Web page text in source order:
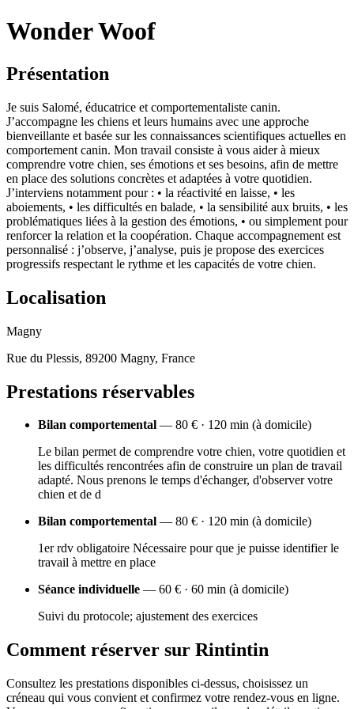
Wonder Woof
Présentation
Je suis Salomé, éducatrice et comportementaliste canin.
J’accompagne les chiens et leurs humains avec une approche
bienveillante et basée sur les connaissances scientifiques actuelles en
comportement canin. Mon travail consiste à vous aider à mieux
comprendre votre chien, ses émotions et ses besoins, afin de mettre
en place des solutions concrètes et adaptées à votre quotidien.
J’interviens notamment pour : • la réactivité en laisse, • les
aboiements, • les difficultés en balade, • la sensibilité aux bruits, • les
problématiques liées à la gestion des émotions, • ou simplement pour
renforcer la relation et la coopération. Chaque accompagnement est
personnalisé : j’observe, j’analyse, puis je propose des exercices
progressifs respectant le rythme et les capacités de votre chien.
Localisation
Magny
Rue du Plessis, 89200 Magny, France
Prestations réservables
Bilan comportemental — 80 € · 120 min (à domicile)
Le bilan permet de comprendre votre chien, votre quotidien et
les difficultés rencontrées afin de construire un plan de travail
adapté. Nous prenons le temps d'échanger, d'observer votre
chien et de d
Bilan comportemental — 80 € · 120 min (à domicile)
1er rdv obligatoire Nécessaire pour que je puisse identifier le
travail à mettre en place
Séance individuelle — 60 € · 60 min (à domicile)
Suivi du protocole; ajustement des exercices
Comment réserver sur Rintintin
Consultez les prestations disponibles ci-dessus, choisissez un
créneau qui vous convient et confirmez votre rendez-vous en ligne.